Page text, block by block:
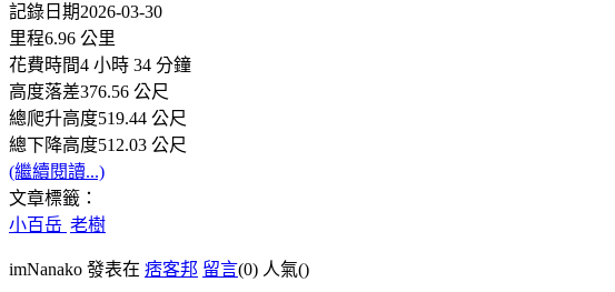
記錄日期2026-03-30
里程6.96 公里
花費時間4 小時 34 分鐘
高度落差376.56 公尺
總爬升高度519.44 公尺
總下降高度512.03 公尺
(繼續閱讀...)
文章標籤：
小百岳 老樹
imNanako 發表在 痞客邦 留言(0) 人氣()